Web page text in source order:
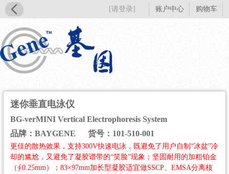
[请登录] 账户中心 购物车
迷你垂直电泳仪
BG-verMINI Vertical Electrophoresis System
品牌：BAYGENE
货号：101-510-001
更佳的散热效果，支持300V快速电泳，既避免了用户自制“冰盆”冷
却的尴尬，又避免了凝胶谱带的“笑脸”现象；坚固耐用的加粗铂金
（∮0.25mm）；83×97mm加长型凝胶适宜做SSCP、EMSA分离核